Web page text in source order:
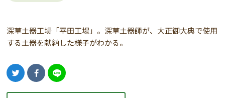
深草土器工場「平田工場」。深草土器師が、大正御大典で使用
する土器を献納した様子がわかる。